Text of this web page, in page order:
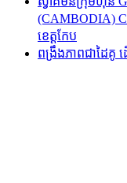
(CAMBODIA)
ខេត្តកែប
ពង្រឹងភាពជាដៃគូ